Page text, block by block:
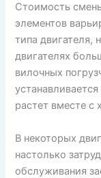
Стоимость
элементов
типа двигателя,
двигателях
вилочных
растет вместе с
В некоторых
настолько
обслуживания